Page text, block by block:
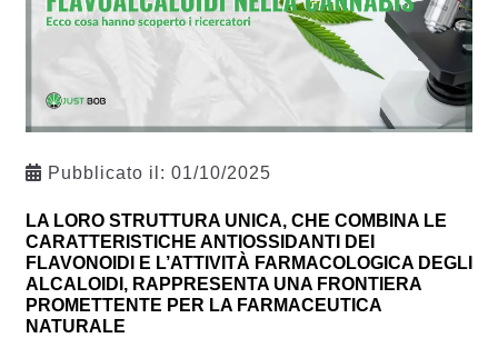
Pubblicato il: 01/10/2025
LA LORO STRUTTURA UNICA, CHE COMBINA LE
CARATTERISTICHE ANTIOSSIDANTI DEI
FLAVONOIDI E L’ATTIVITÀ FARMACOLOGICA DEGLI
ALCALOIDI, RAPPRESENTA UNA FRONTIERA
PROMETTENTE PER LA FARMACEUTICA
NATURALE